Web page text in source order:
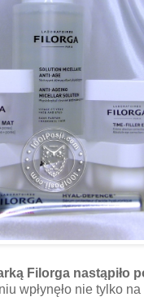
Filorga nastąpiło
wpłynęło nie tylko